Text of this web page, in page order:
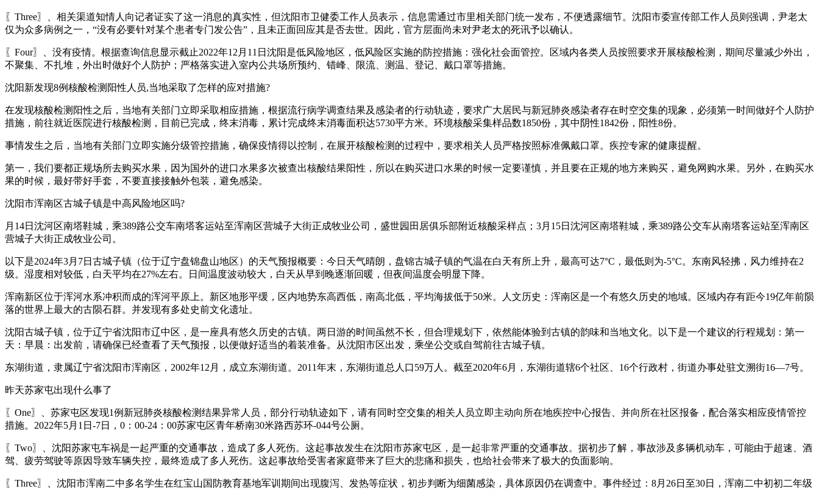
〖Three〗、相关渠道知情人向记者证实了这一消息的真实性，但沈阳市卫健委工作人员表示，信息需通过市里相关部门统一发布，不便透露细节。沈阳市委宣传部工作人员则强调，尹老太
仅为众多病例之一，“没有必要针对某个患者专门发公告”，且未正面回应其是否去世。因此，官方层面尚未对尹老太的死讯予以确认。
〖Four〗、没有疫情。根据查询信息显示截止2022年12月11日沈阳是低风险地区，低风险区实施的防控措施：强化社会面管控。区域内各类人员按照要求开展核酸检测，期间尽量减少外出，
不聚集、不扎堆，外出时做好个人防护；严格落实进入室内公共场所预约、错峰、限流、测温、登记、戴口罩等措施。
沈阳新发现8例核酸检测阳性人员,当地采取了怎样的应对措施?
在发现核酸检测阳性之后，当地有关部门立即采取相应措施，根据流行病学调查结果及感染者的行动轨迹，要求广大居民与新冠肺炎感染者存在时空交集的现象，必须第一时间做好个人防护
措施，前往就近医院进行核酸检测，目前已完成，终末消毒，累计完成终末消毒面积达5730平方米。环境核酸采集样品数1850份，其中阴性1842份，阳性8份。
事情发生之后，当地有关部门立即实施分级管控措施，确保疫情得以控制，在展开核酸检测的过程中，要求相关人员严格按照标准佩戴口罩。疾控专家的健康提醒。
第一，我们要都正规场所去购买水果，因为国外的进口水果多次被查出核酸结果阳性，所以在购买进口水果的时候一定要谨慎，并且要在正规的地方来购买，避免网购水果。另外，在购买水
果的时候，最好带好手套，不要直接接触外包装，避免感染。
沈阳市浑南区古城子镇是中高风险地区吗?
月14日沈河区南塔鞋城，乘389路公交车南塔客运站至浑南区营城子大街正成牧业公司，盛世园田居俱乐部附近核酸采样点；3月15日沈河区南塔鞋城，乘389路公交车从南塔客运站至浑南区
营城子大街正成牧业公司。
以下是2024年3月7日古城子镇（位于辽宁盘锦盘山地区）的天气预报概要：今日天气晴朗，盘锦古城子镇的气温在白天有所上升，最高可达7°C，最低则为-5°C。东南风轻拂，风力维持在2
级。湿度相对较低，白天平均在27%左右。日间温度波动较大，白天从早到晚逐渐回暖，但夜间温度会明显下降。
浑南新区位于浑河水系冲积而成的浑河平原上。新区地形平缓，区内地势东高西低，南高北低，平均海拔低于50米。人文历史：浑南区是一个有悠久历史的地域。区域内存有距今19亿年前陨
落的世界上最大的古陨石群。并发现有多处史前文化遗址。
沈阳古城子镇，位于辽宁省沈阳市辽中区，是一座具有悠久历史的古镇。两日游的时间虽然不长，但合理规划下，依然能体验到古镇的韵味和当地文化。以下是一个建议的行程规划：第一
天：早晨：出发前，请确保已经查看了天气预报，以便做好适当的着装准备。从沈阳市区出发，乘坐公交或自驾前往古城子镇。
东湖街道，隶属辽宁省沈阳市浑南区，2002年12月，成立东湖街道。2011年末，东湖街道总人口59万人。截至2020年6月，东湖街道辖6个社区、16个行政村，街道办事处驻文溯街16—7号。
昨天苏家屯出现什么事了
〖One〗、苏家屯区发现1例新冠肺炎核酸检测结果异常人员，部分行动轨迹如下，请有同时空交集的相关人员立即主动向所在地疾控中心报告、并向所在社区报备，配合落实相应疫情管控
措施。2022年5月1日-7日，0：00-24：00苏家屯区青年桥南30米路西苏环-044号公厕。
〖Two〗、沈阳苏家屯车祸是一起严重的交通事故，造成了多人死伤。这起事故发生在沈阳市苏家屯区，是一起非常严重的交通事故。据初步了解，事故涉及多辆机动车，可能由于超速、酒
驾、疲劳驾驶等原因导致车辆失控，最终造成了多人死伤。这起事故给受害者家庭带来了巨大的悲痛和损失，也给社会带来了极大的负面影响。
〖Three〗、沈阳市浑南二中多名学生在红宝山国防教育基地军训期间出现腹泻、发热等症状，初步判断为细菌感染，具体原因仍在调查中。事件经过：8月26日至30日，浑南二中初初二年级